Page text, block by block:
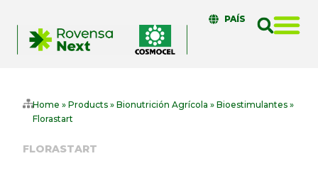
PAÍS
Home » Products» Bionutrición Agrícola » Bioestimulantes»
Florastart
FLORASTART